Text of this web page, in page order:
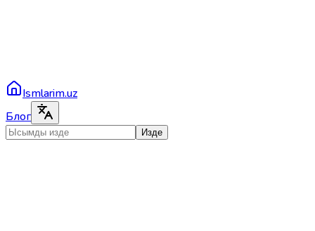
Ismlarim.uz
Блог
Изде